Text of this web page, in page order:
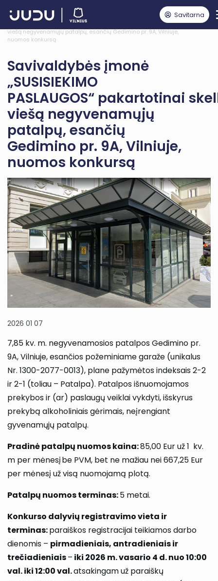
Savitarna
Pagrindinis
Naujienos
Savivaldybės įmonė „SUSISIEKIMO PASLAUGOS“ pakartotinai skelbia
viešą negyvenamųjų patalpų, esančių Gedimino pr. 9A, Vilniuje,
nuomos konkursą
Savivaldybės įmonė
„SUSISIEKIMO
PASLAUGOS“ pakartotinai
viešą negyvenamųjų
patalpų, esančių
Gedimino pr. 9A, Vilniuje,
nuomos konkursą
2026 01 07
7,85 kv. m. negyvenamosios patalpos Gedimino pr.
9A, Vilniuje, esančios požeminiame garaže (unikalus
Nr. 1300-2077-0013), plane pažymėtos indeksais 2-2
ir 2-1 (toliau – Patalpa). Patalpos išnuomojamos
prekybos ir (ar) paslaugų veiklai vykdyti, išskyrus
prekybą alkoholiniais gėrimais, neįrengiant
gyvenamųjų patalpų.
Pradinė patalpų nuomos kaina:85,00 Eur už 1 kv.
m per mėnesį be PVM, bet ne mažiau nei 667,25 Eur
per mėnesį už visą nuomojamą plotą.
Patalpų nuomos terminas:5 metai.
Konkurso dalyvių registravimo vieta ir
terminas:paraiškos registracijai teikiamos darbo
dienomis – pirmadieniais, antradieniais ir
trečiadieniais– iki 2026 m. vasario 4 d. nuo 10:00
val. iki 12:00 val.atsakingam už paraiškų